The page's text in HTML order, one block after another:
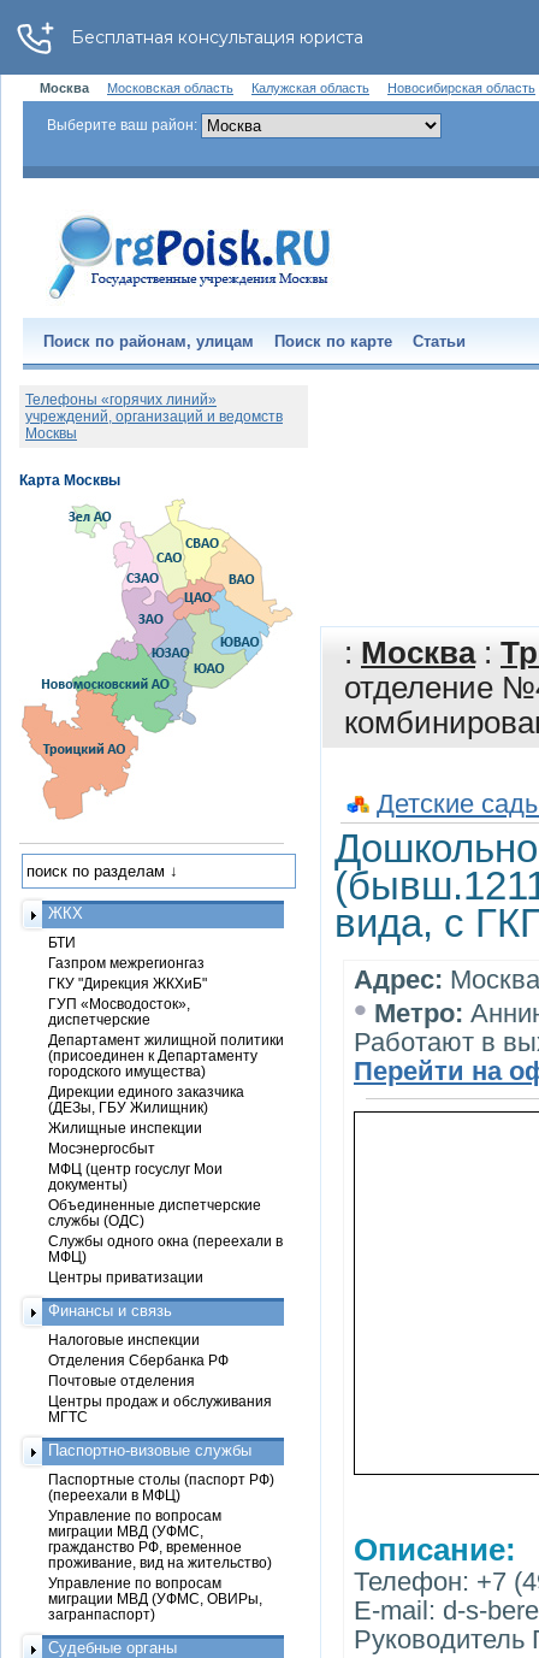
Москва Московская область Калужская область Новосибирская область
Выберите ваш район:
Поиск по районам, улицам Поиск по карте Статьи
: Москва:
отделение
Детские
вида, с
Адрес:
• Метро:
Работают в
Перейти на
Описание:
Телефон: +7
E-mail: d-s-
Телефоны «горячих линий»
учреждений, организаций и ведомств
Москвы
ЖКХ
БТИ
Газпром межрегионгаз
ГКУ "Дирекция ЖКХиБ"
ГУП «Мосводосток»,
диспетчерские
Департамент жилищной политики
(присоединен к Департаменту
городского имущества)
Дирекции единого заказчика
(ДЕЗы, ГБУ Жилищник)
Жилищные инспекции
Мосэнергосбыт
МФЦ (центр госуслуг Мои
документы)
Объединенные диспетчерские
службы (ОДС)
Службы одного окна (переехали в
МФЦ)
Центры приватизации
Финансы и связь
Налоговые инспекции
Отделения Сбербанка РФ
Почтовые отделения
Центры продаж и обслуживания
МГТС
Паспортно-визовые службы
Паспортные столы (паспорт РФ)
(переехали в МФЦ)
Управление по вопросам
миграции МВД (УФМС,
гражданство РФ, временное
проживание, вид на жительство)
Управление по вопросам
миграции МВД (УФМС, ОВИРы,
загранпаспорт)
Судебные органы